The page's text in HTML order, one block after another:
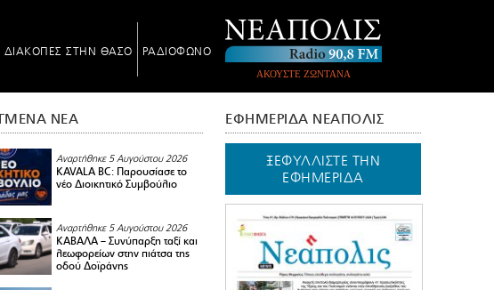
ΔΙΑΚΟΠΕΣ ΣΤΗΝ ΘΑΣΟ ΡΑΔΙΟΦΩΝΟ
ΑΚΟΥΣΤΕ ΖΩΝΤΑΝΑ
ΝΕΑ
Αναρτήθηκε 5 Αυγούστου 2026
KAVALA BC: Παρουσίασε το
νέο Διοικητικό Συμβούλιο
Αναρτήθηκε 5 Αυγούστου 2026
ΚΑΒΑΛΑ – Συνύπαρξη ταξί και
λεωφορείων στην πιάτσα της
οδού Δοϊράνης
ΕΦΗΜΕΡΙΔΑ ΝΕΑΠΟΛΙΣ
ΞΕΦΥΛΛΙΣΤΕ ΤΗΝ
ΕΦΗΜΕΡΙΔΑ